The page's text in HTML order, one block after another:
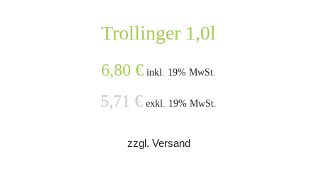
Trollinger 1,0l
6,80 € inkl. 19% MwSt.
5,71 € exkl. 19% MwSt.
zzgl. Versand